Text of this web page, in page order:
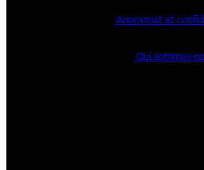
Anonymat et
Qui sommes-